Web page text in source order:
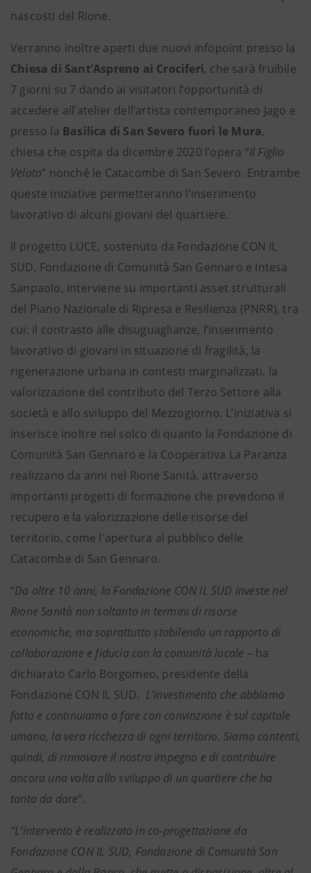
nascosti del Rione.
Verranno inoltre aperti due nuovi infopoint presso la
Chiesa di Sant’Aspreno ai Crociferi, che sarà fruibile
7 giorni su 7 dando ai visitatori l’opportunità di
accedere all’atelier dell’artista contemporaneo Jago e
presso la Basilica di San Severo fuori le Mura,
chiesa che ospita da dicembre 2020 l’opera “Il Figlio
Velato” nonché le Catacombe di San Severo. Entrambe
queste iniziative permetteranno l’inserimento
lavorativo di alcuni giovani del quartiere.
Il progetto LUCE, sostenuto da Fondazione CON IL
SUD, Fondazione di Comunità San Gennaro e Intesa
Sanpaolo, interviene su importanti asset strutturali
del Piano Nazionale di Ripresa e Resilienza (PNRR), tra
cui: il contrasto alle disuguaglianze, l’inserimento
lavorativo di giovani in situazione di fragilità, la
rigenerazione urbana in contesti marginalizzati, la
valorizzazione del contributo del Terzo Settore alla
società e allo sviluppo del Mezzogiorno. L’iniziativa si
inserisce inoltre nel solco di quanto la Fondazione di
Comunità San Gennaro e la Cooperativa La Paranza
realizzano da anni nel Rione Sanità, attraverso
importanti progetti di formazione che prevedono il
recupero e la valorizzazione delle risorse del
territorio, come l'apertura al pubblico delle
Catacombe di San Gennaro.
“Da oltre 10 anni, la Fondazione CON IL SUD investe nel
Rione Sanità non soltanto in termini di risorse
economiche, ma soprattutto stabilendo un rapporto di
collaborazione e fiducia con la comunità locale – ha
dichiarato Carlo Borgomeo, presidente della
Fondazione CON IL SUD. L’investimento che abbiamo
fatto e continuiamo a fare con convinzione è sul capitale
umano, la vera ricchezza di ogni territorio. Siamo contenti,
quindi, di rinnovare il nostro impegno e di contribuire
ancora una volta allo sviluppo di un quartiere che ha
tanto da dare”.
“L’intervento è realizzato in co-progettazione da
Fondazione CON IL SUD, Fondazione di Comunità San